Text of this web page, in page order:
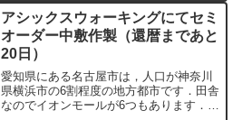
オンモール常滑でウォーキングをした帰
り...
アシックスウォーキングにてセミ
オーダー中敷作製（還暦まであと
20日）
愛知県にある名古屋市は，人口が神奈川
県横浜市の6割程度の地方都市です．田舎
なのでイオンモールが6つもあります．横